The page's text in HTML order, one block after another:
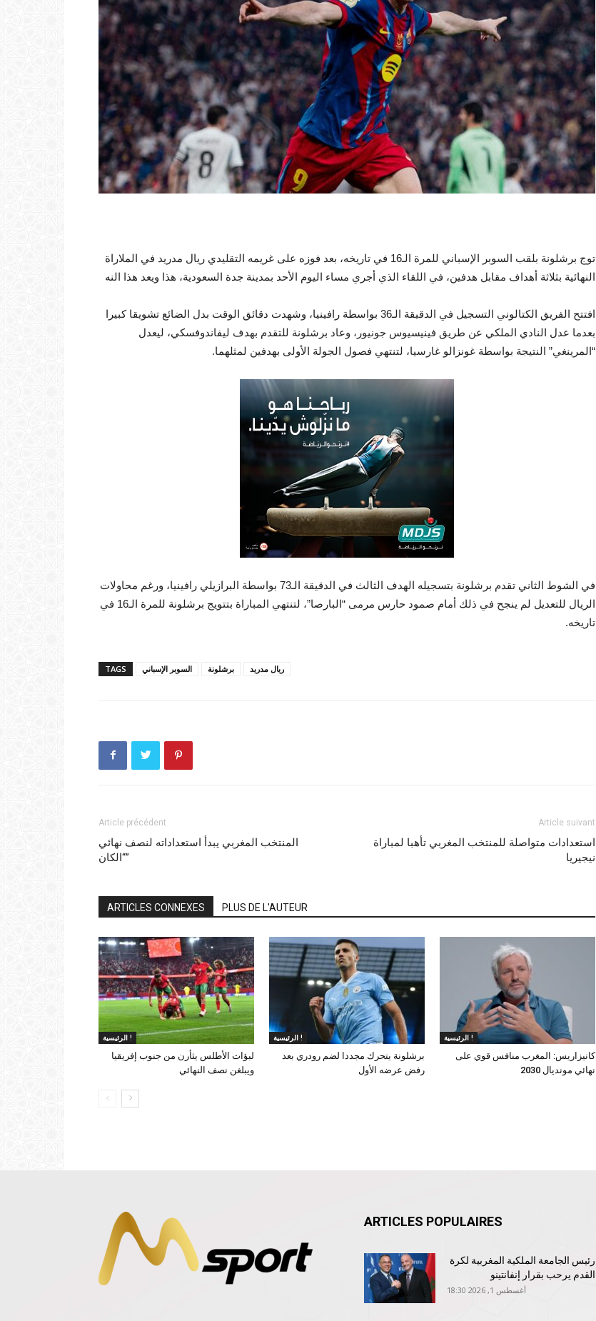
توج برشلونة بلقب السوبر الإسباني للمرة الـ16 في تاريخه، بعد فوزه على غريمه التقليدي ريال مدريد في الملاراة
النهائية بثلاثة أهداف مقابل هدفين، في اللقاء الذي أجري مساء اليوم الأحد بمدينة جدة السعودية، هذا ويعد هذا النه
افتتح الفريق الكتالوني التسجيل في الدقيقة الـ36 بواسطة رافينيا، وشهدت دقائق الوقت بدل الضائع تشويقا كبيرا
بعدما عدل النادي الملكي عن طريق فينيسيوس جونيور، وعاد برشلونة للتقدم بهدف ليفاندوفسكي، ليعدل
“المرينغي” النتيجة بواسطة غونزالو غارسيا، لتنتهي فصول الجولة الأولى بهدفين لمثلهما.
في الشوط الثاني تقدم برشلونة بتسجيله الهدف الثالث في الدقيقة الـ73 بواسطة البرازيلي رافينيا، ورغم محاولات
الريال للتعديل لم ينجح في ذلك أمام صمود حارس مرمى “البارصا”، لتنتهي المباراة بتتويج برشلونة للمرة الـ16 في
تاريخه.
TAGS السوبر الإسباني برشلونة ريال مدريد
Article précédent
المنتخب المغربي يبدأ استعداداته لنصف نهائي
“الكان”
Article suivant
استعدادات متواصلة للمنتخب المغربي تأهبا لمباراة
نيجيريا
ARTICLES CONNEXES PLUS DE L'AUTEUR
الرئيسية !
لبؤات الأطلس يثأرن من جنوب إفريقيا
ويبلغن نصف النهائي
الرئيسية !
برشلونة يتحرك مجددا لضم رودري بعد
رفض عرضه الأول
الرئيسية !
كانيزاريس: المغرب منافس قوي على
نهائي مونديال 2030
ARTICLES POPULAIRES
رئيس الجامعة الملكية المغربية لكرة
القدم يرحب بقرار إنفانتينو
أغسطس 1, 2026 18:30